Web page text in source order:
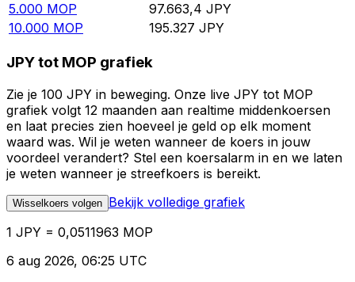
5.000 MOP 97.663,4 JPY
10.000 MOP 195.327 JPY
JPY tot MOP grafiek
Zie je 100 JPY in beweging. Onze live JPY tot MOP
grafiek volgt 12 maanden aan realtime middenkoersen
en laat precies zien hoeveel je geld op elk moment
waard was. Wil je weten wanneer de koers in jouw
voordeel verandert? Stel een koersalarm in en we laten
je weten wanneer je streefkoers is bereikt.
Wisselkoers volgen Bekijk volledige grafiek
1 JPY = 0,0511963 MOP
6 aug 2026, 06:25 UTC